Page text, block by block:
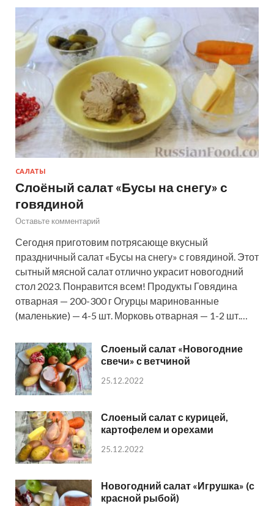
САЛАТЫ
Слоёный салат «Бусы на снегу» с
говядиной
Оставьте комментарий
Сегодня приготовим потрясающе вкусный
праздничный салат «Бусы на снегу» с говядиной. Этот
сытный мясной салат отлично украсит новогодний
стол 2023. Понравится всем! Продукты Говядина
отварная — 200-300 г Огурцы маринованные
(маленькие) — 4-5 шт. Морковь отварная — 1-2 шт.…
Слоеный салат «Новогодние
свечи» с ветчиной
25.12.2022
Слоеный салат с курицей,
картофелем и орехами
25.12.2022
Новогодний салат «Игрушка» (с
красной рыбой)